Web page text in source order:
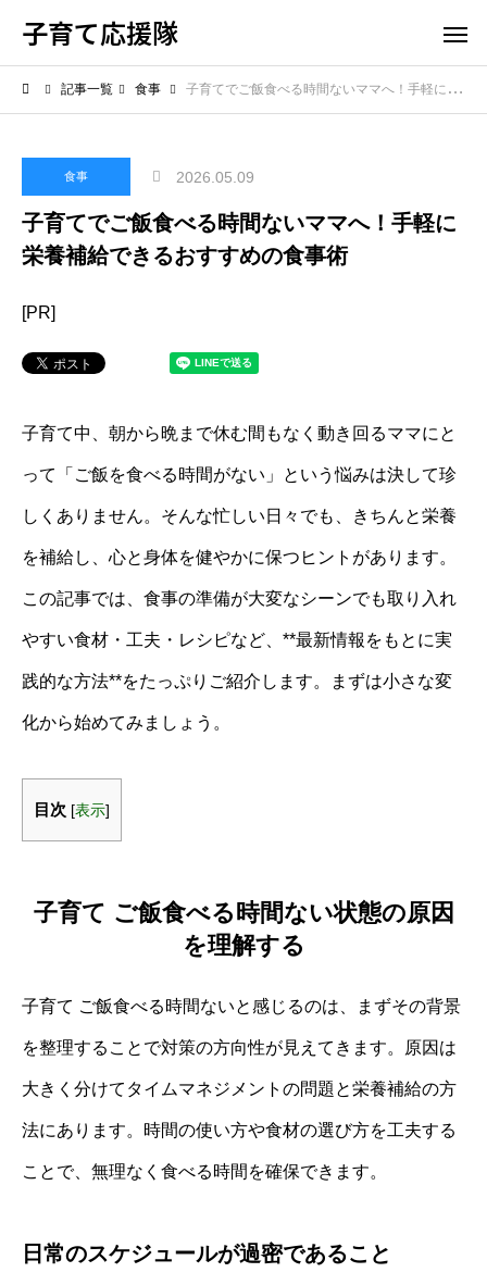
子育て応援隊
記事一覧 食事 子育てでご飯食べる時間ないママへ！手軽に栄養補給できるおすすめの食事術
食事 2026.05.09
子育てでご飯食べる時間ないママへ！手軽に
栄養補給できるおすすめの食事術
[PR]
子育て中、朝から晩まで休む間もなく動き回るママにと
って「ご飯を食べる時間がない」という悩みは決して珍
しくありません。そんな忙しい日々でも、きちんと栄養
を補給し、心と身体を健やかに保つヒントがあります。
この記事では、食事の準備が大変なシーンでも取り入れ
やすい食材・工夫・レシピなど、**最新情報をもとに実
践的な方法**をたっぷりご紹介します。まずは小さな変
化から始めてみましょう。
目次 [表示]
子育て ご飯食べる時間ない状態の原因
を理解する
子育て ご飯食べる時間ないと感じるのは、まずその背景
を整理することで対策の方向性が見えてきます。原因は
大きく分けてタイムマネジメントの問題と栄養補給の方
法にあります。時間の使い方や食材の選び方を工夫する
ことで、無理なく食べる時間を確保できます。
日常のスケジュールが過密であること